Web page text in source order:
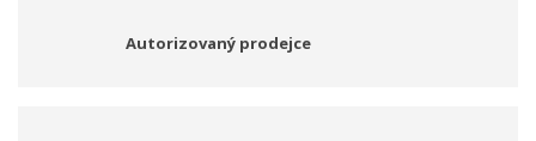
Autorizovaný prodejce